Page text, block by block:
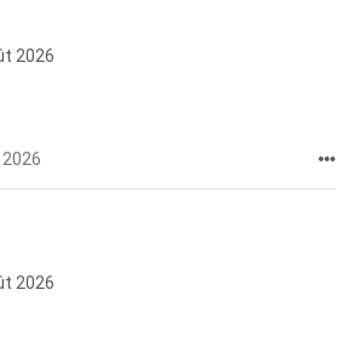
2026
2026
2026